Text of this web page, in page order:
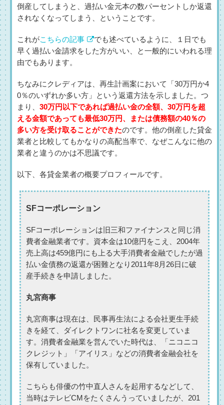
倒産してしまうと、過払い金元本の数パーセントしか返還
されなくなってしまう、ということです。
これがこちらの記事
でも述べているように、１日でも
早く過払い金請求をした方がいい、と一般的にいわれる理
由でもあります。
ちなみにクレディアは、再生計画案において「30万円か4
0％のいずれか多い方」という返還方法を示しました。つ
まり、 30万円以下であれば過払い金の全額、30万円を超
える金額であっても最低30万円、または債務額の40％の
多い方を受け取ることができたのです。他の倒産した貸金
業者と比較してもかなりの高配当率で、なぜこんなに他の
業者と違うのかは不思議です。
以下、各貸金業者の概要プロフィールです。
SFコーポレーション
SFコーポレーションは旧三和ファイナンスと同じ消
費者金融業者です。資本金は10億円をこえ、2004年
売上高は459億円にも上る大手消費者金融でしたが過
払い金債務の返還が困難となり2011年8月26日に破
産手続きを申請しました。
丸宮商事
丸宮商事は現在は、民事再生法による会社更生手続
きを経て、ダイレクトワンに社名を変更していま
す。消費者金融業を営んでいた時代は、「ニコニコ
クレジット」「アイリス」などの消費者金融会社を
保有していました。
こちらも俳優の竹中直人さんを起用するなどして、
当時はテレビCMをたくさんうっていましたが、201